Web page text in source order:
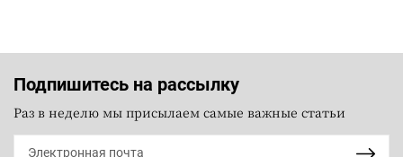
Подпишитесь на рассылку
Раз в неделю мы присылаем самые важные статьи